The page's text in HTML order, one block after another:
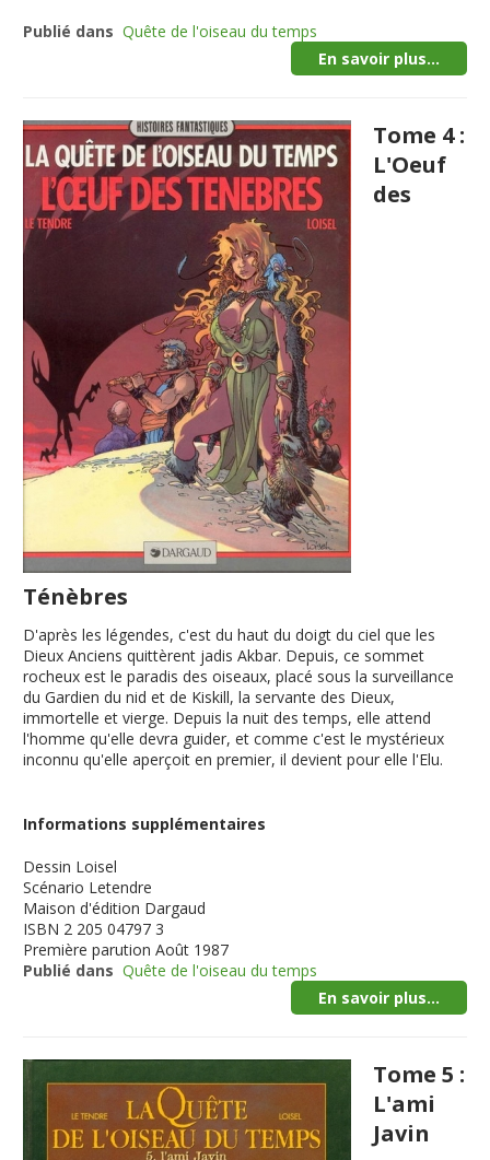
Publié dans Quête de l'oiseau du temps
En savoir plus...
Tome 4 :
L'Oeuf
des
Ténèbres
D'après les légendes, c'est du haut du doigt du ciel que les
Dieux Anciens quittèrent jadis Akbar. Depuis, ce sommet
rocheux est le paradis des oiseaux, placé sous la surveillance
du Gardien du nid et de Kiskill, la servante des Dieux,
immortelle et vierge. Depuis la nuit des temps, elle attend
l'homme qu'elle devra guider, et comme c'est le mystérieux
inconnu qu'elle aperçoit en premier, il devient pour elle l'Elu.
Informations supplémentaires
Dessin Loisel
Scénario Letendre
Maison d'édition Dargaud
ISBN 2 205 04797 3
Première parution Août 1987
Publié dans Quête de l'oiseau du temps
En savoir plus...
Tome 5 :
L'ami
Javin